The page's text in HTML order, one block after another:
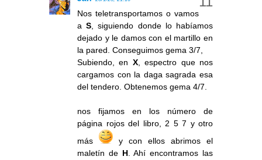
Nos teletransportamos o vamos
aS, siguiendo donde lo habíamos
dejado y le damos con el martillo en
la pared. Conseguimos gema 3/7,
Subiendo, en X, espectro que nos
cargamos con la daga sagrada esa
del tendero. Obtenemos gema 4/7.
nos fijamos en los número de
página rojos del libro, 2 5 7 y otro
más
y con ellos abrimos el
maletín de H. Ahí encontramos las